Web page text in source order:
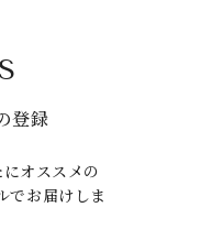
登録
オススメの
でお届けしま